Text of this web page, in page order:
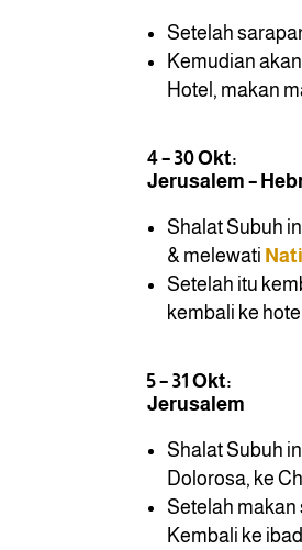
Setelah
Kemudian
Hotel, makan
4 – 30 Okt:
Jerusalem –
Shalat Subuh
& melewati
Setelah itu
kembali ke
5 – 31 Okt:
Jerusalem
Shalat Subuh
Dolorosa, ke
Setelah makan
Kembali ke